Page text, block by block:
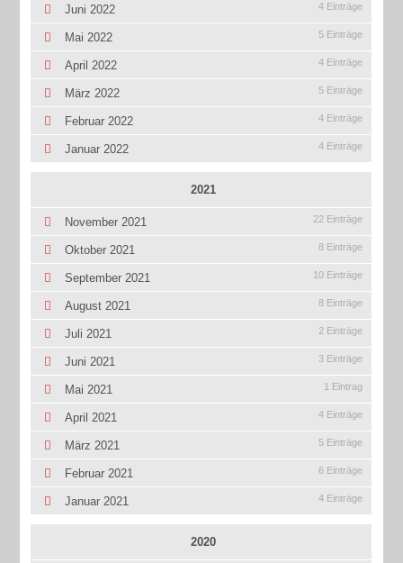
Juni 2022 4 Einträge
Mai 2022 5 Einträge
April 2022 4 Einträge
März 2022 5 Einträge
Februar 2022 4 Einträge
Januar 2022 4 Einträge
2021
November 2021 22 Einträge
Oktober 2021 8 Einträge
September 2021 10 Einträge
August 2021 8 Einträge
Juli 2021 2 Einträge
Juni 2021 3 Einträge
Mai 2021 1 Eintrag
April 2021 4 Einträge
März 2021 5 Einträge
Februar 2021 6 Einträge
Januar 2021 4 Einträge
2020